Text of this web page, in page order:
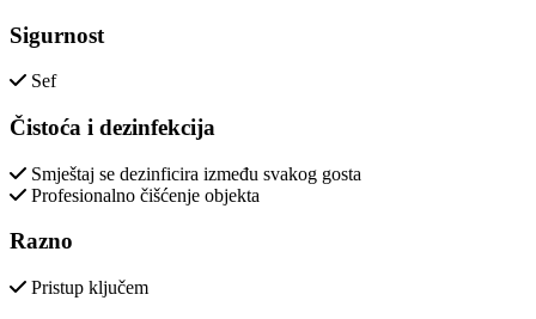
Sigurnost
Sef
Čistoća i dezinfekcija
Smještaj se dezinficira između svakog gosta
Profesionalno čišćenje objekta
Razno
Pristup ključem